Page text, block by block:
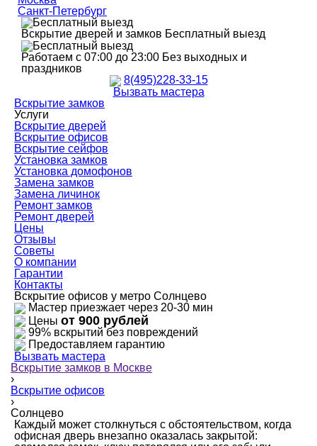
Санкт-Петербург
Вскрытие дверей и замков Бесплатный выезд
Работаем с 07:00 до 23:00 Без выходных и
праздников
8(495)228-33-15
Вызвать мастера
Вскрытие замков
Услуги
Вскрытие дверей
Вскрытие офисов
Вскрытие сейфов
Установка замков
Установка домофонов
Замена замков
Замена личинок
Ремонт замков
Ремонт дверей
Цены
Отзывы
Советы
О компании
Гарантии
Контакты
Вскрытие офисов у метро Солнцево
Мастер приезжает через 20-30 мин
Цены от 900 рублей
99% вскрытий без повреждений
Предоставляем гарантию
Вызвать мастера
Вскрытие замков в Москве
›
Вскрытие офисов
›
Солнцево
Каждый может столкнуться с обстоятельством, когда
офисная дверь внезапно оказалась закрытой: